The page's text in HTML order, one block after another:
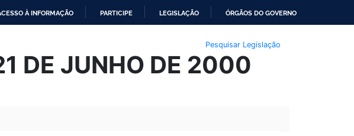
À INFORMAÇÃO PARTICIPE LEGISLAÇÃO ÓRGÃOS DO GOVERNO
Pesquisar Legislação
DE JUNHO DE 2000